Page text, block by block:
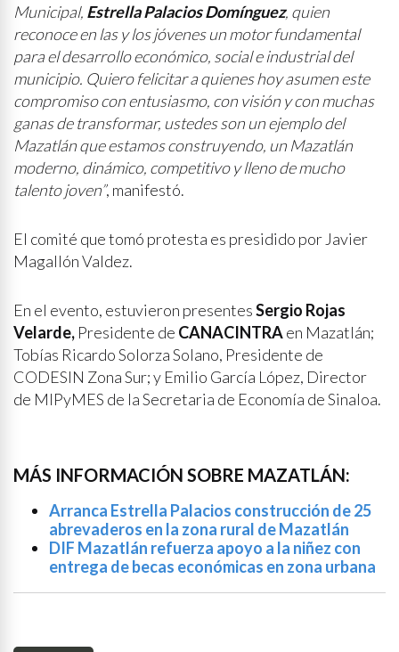
Municipal, Estrella Palacios Domínguez, quien
reconoce en las y los jóvenes un motor fundamental
para el desarrollo económico, social e industrial del
municipio. Quiero felicitar a quienes hoy asumen este
compromiso con entusiasmo, con visión y con muchas
ganas de transformar, ustedes son un ejemplo del
Mazatlán que estamos construyendo, un Mazatlán
moderno, dinámico, competitivo y lleno de mucho
talento joven”, manifestó.
El comité que tomó protesta es presidido por Javier
Magallón Valdez.
En el evento, estuvieron presentesSergio Rojas
Velarde, Presidente de CANACINTRAen Mazatlán;
Tobías Ricardo Solorza Solano, Presidente de
CODESIN Zona Sur; y Emilio García López, Director
de MIPyMES de la Secretaria de Economía de Sinaloa.
MÁS INFORMACIÓN SOBRE MAZATLÁN:
Arranca Estrella Palacios construcción de 25
abrevaderos en la zona rural de Mazatlán
DIF Mazatlán refuerza apoyo a la niñez con
entrega de becas económicas en zona urbana